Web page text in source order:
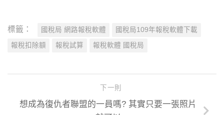
標籤： 國稅局 網路報稅軟體 國稅局109年報稅軟體下載
報稅扣除額 報稅試算 報稅軟體 國稅局
下一則
想成為復仇者聯盟的一員嗎? 其實只要一張照片